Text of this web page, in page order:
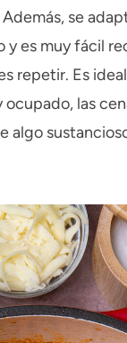
se
y es muy fácil
repetir. Es
las
algo